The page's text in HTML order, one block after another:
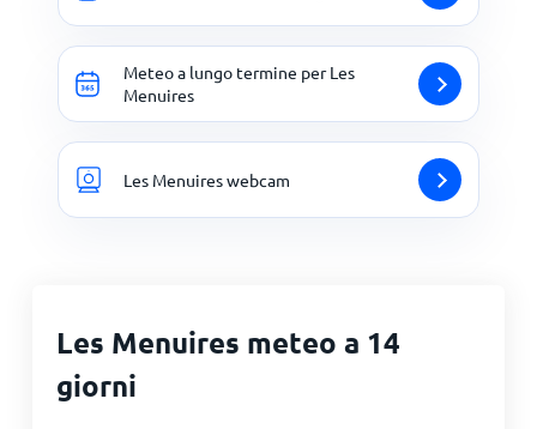
Meteo a lungo termine per Les
Menuires
Les Menuires webcam
Les Menuires meteo a 14
giorni